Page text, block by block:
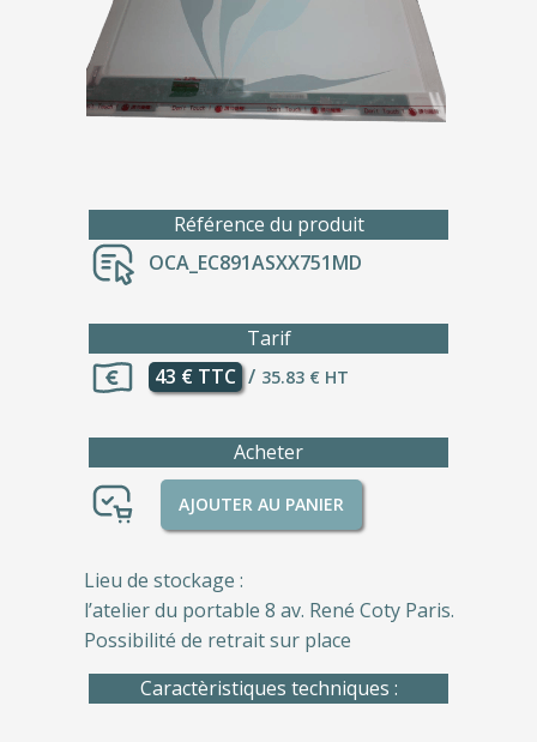
Référence du produit
OCA_EC891ASXX751MD
Tarif
43 € TTC / 35.83 € HT
Acheter
AJOUTER AU PANIER
Lieu de stockage :
l’atelier du portable 8 av. René Coty Paris.
Possibilité de retrait sur place
Caractèristiques techniques :